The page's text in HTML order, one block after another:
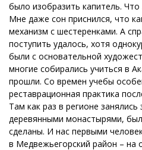
было изобразить капитель. Что
Мне даже сон приснился, что
механизм с шестеренками. А
поступить удалось, хотя
были с основательной
многие собирались учиться в
прошли. Со времен учебы
реставрационная практика
Там как раз в регионе
деревянными монастырями,
сделаны. И нас первыми
в Медвежьегорский район – на